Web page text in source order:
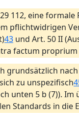
112, eine
pflichtwidrigen
43 und Art. 50 II
factum
grundsätzlich
zu unspezifisch
unten 5 b (7)).
Standards in die